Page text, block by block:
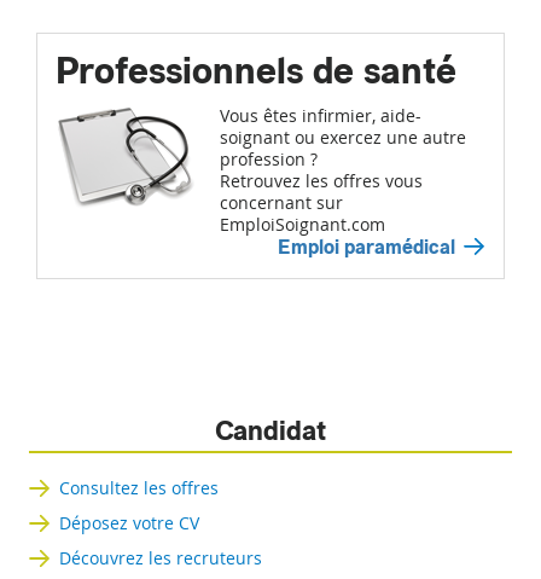
Professionnels de santé
Vous êtes infirmier, aide-
soignant ou exercez une autre
profession ?
Retrouvez les offres vous
concernant sur
EmploiSoignant.com
Emploi paramédical
Candidat
Consultez les offres
Déposez votre CV
Découvrez les recruteurs